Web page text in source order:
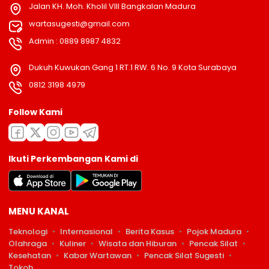
Jalan KH. Moh. Kholil VIII Bangkalan Madura
wartasugesti@gmail.com
Admin : 0889 8987 4832
Dukuh Kuwukan Gang 1 RT.1 RW. 6 No. 9 Kota Surabaya
0812 3198 4979
Follow Kami
Ikuti Perkembangan Kami di
MENU KANAL
Teknologi Internasional Berita Kasus
Pojok Madura
Olahraga
Kuliner Wisata dan Hiburan
Pencak Silat
Kesehatan
Kabar Wartawan
Pencak Silat Sugesti